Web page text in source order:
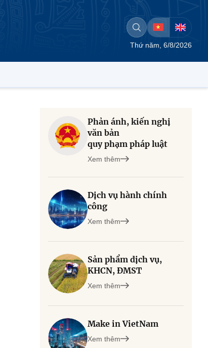
Thứ năm, 6/8/2026
Phản ánh, kiến nghị
văn bản
quy phạm pháp luật
Xem thêm
Dịch vụ hành chính
công
Xem thêm
Sản phẩm dịch vụ,
KHCN, ĐMST
Xem thêm
Make in VietNam
Xem thêm